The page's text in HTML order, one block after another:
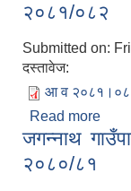
२०८१/०८२
Submitted on:
दस्तावेज:
आ व
Read more
जगन्नाथ
२०८०/८१